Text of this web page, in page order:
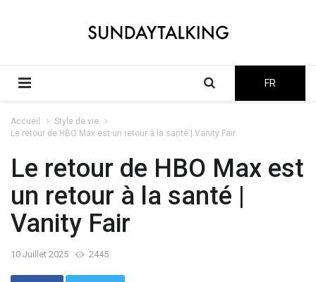
FR
Accueil
Style de vie
Le retour de HBO Max est un retour à la santé | Vanity Fair
Le retour de HBO Max est
un retour à la santé |
Vanity Fair
10 Juillet 2025 2445